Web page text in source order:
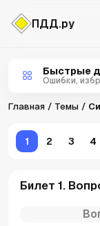
ПДД.ру
Темы
Быстрые
Ошибки,
Главная Темы
1 2 3 4
Билет 1.